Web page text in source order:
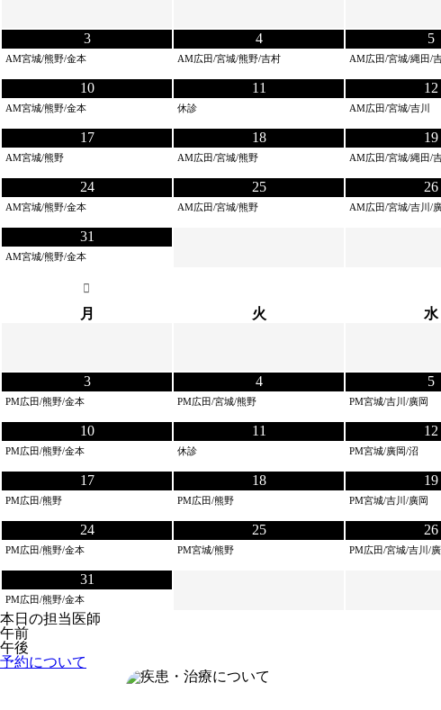
3
AM宮城/熊野/金本
4
AM広田/宮城/熊野/吉村
5
AM広田/宮城/縄田/
10
AM宮城/熊野/金本
11
休診
12
AM広田/宮城/吉川
17
AM宮城/熊野
18
AM広田/宮城/熊野
19
AM広田/宮城/縄田/
24
AM宮城/熊野/金本
25
AM広田/宮城/熊野
26
AM広田/宮城/吉川/
31
AM宮城/熊野/金本
月
火 水
3
PM広田/熊野/金本
4
PM広田/宮城/熊野
5
PM宮城/吉川/廣岡
10
PM広田/熊野/金本
11
休診
12
PM宮城/廣岡/沼
17
PM広田/熊野
18
PM広田/熊野
19
PM宮城/吉川/廣岡
24
PM広田/熊野/金本
25
PM宮城/熊野
26
PM広田/宮城/吉川/
31
PM広田/熊野/金本
本日の担当医師
午前
午後
予約について